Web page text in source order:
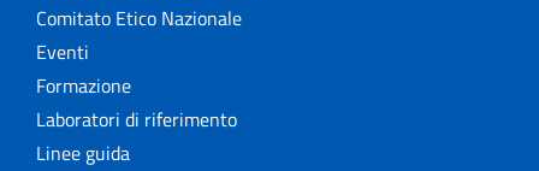
Comitato Etico Nazionale
Eventi
Formazione
Laboratori di riferimento
Linee guida